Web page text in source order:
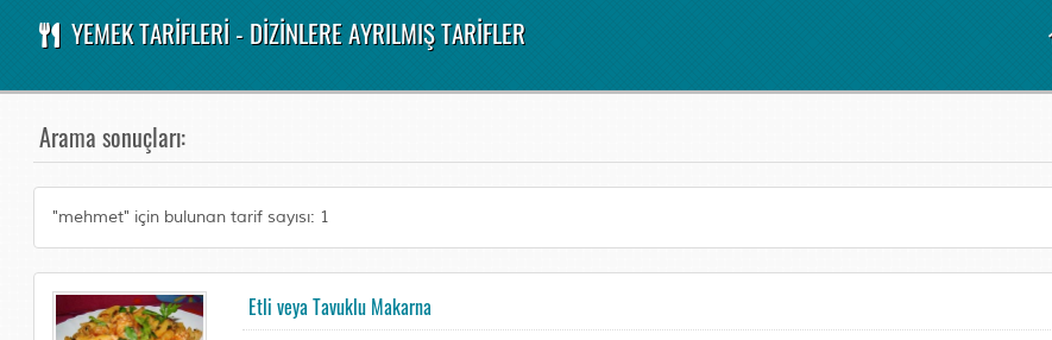
YEMEK TARİFLERİ - DİZİNLERE AYRILMIŞ TARİFLER
Arama sonuçları:
"mehmet" için bulunan tarif sayısı: 1
Etli veya Tavuklu Makarna